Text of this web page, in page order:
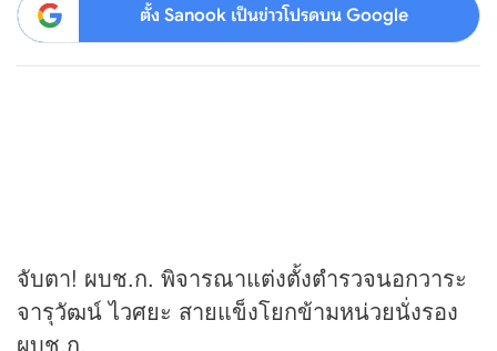
ตั้ง Sanook เป็นข่าวโปรดบน Google
จับตา! ผบช.ก. พิจารณาแต่งตั้งตำรวจนอกวาระ
จารุวัฒน์ ไวศยะ สายแข็งโยกข้ามหน่วยนั่งรอง
ผบช.ก.